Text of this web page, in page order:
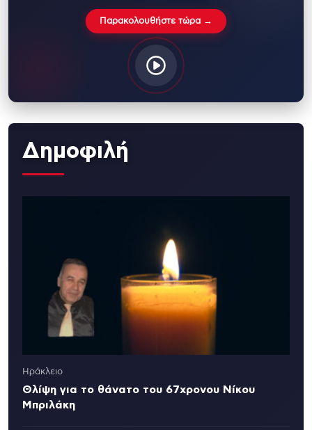
Παρακολουθήστε τώρα →
Δημοφιλή
Ηράκλειο
Θλίψη για το θάνατο του 67χρονου Νίκου
Μπριλάκη